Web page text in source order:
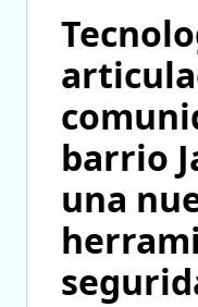
barrio
una